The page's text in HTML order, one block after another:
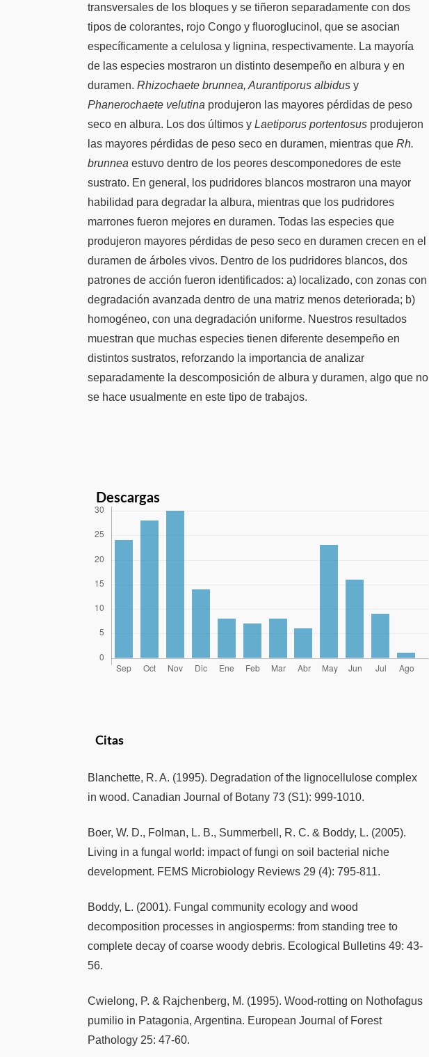
transversales de los bloques y se tiñeron separadamente con dos
tipos de colorantes, rojo Congo y fluoroglucinol, que se asocian
específicamente a celulosa y lignina, respectivamente. La mayoría
de las especies mostraron un distinto desempeño en albura y en
duramen.Rhizochaete brunnea, Aurantiporus albidusy
Phanerochaete velutina produjeron las mayores pérdidas de peso
seco en albura. Los dos últimos yLaetiporus portentosus produjeron
las mayores pérdidas de peso seco en duramen, mientras queRh.
brunnea estuvo dentro de los peores descomponedores de este
sustrato. En general, los pudridores blancos mostraron una mayor
habilidad para degradar la albura, mientras que los pudridores
marrones fueron mejores en duramen. Todas las especies que
produjeron mayores pérdidas de peso seco en duramen crecen en el
duramen de árboles vivos. Dentro de los pudridores blancos, dos
patrones de acción fueron identificados: a) localizado, con zonas con
degradación avanzada dentro de una matriz menos deteriorada; b)
homogéneo, con una degradación uniforme. Nuestros resultados
muestran que muchas especies tienen diferente desempeño en
distintos sustratos, reforzando la importancia de analizar
separadamente la descomposición de albura y duramen, algo que no
se hace usualmente en este tipo de trabajos.
Descargas
Citas
Blanchette, R. A. (1995). Degradation of the lignocellulose complex
in wood. Canadian Journal of Botany 73 (S1): 999-1010.
Boer, W. D., Folman, L. B., Summerbell, R. C. & Boddy, L. (2005).
Living in a fungal world: impact of fungi on soil bacterial niche
development. FEMS Microbiology Reviews 29 (4): 795-811.
Boddy, L. (2001). Fungal community ecology and wood
decomposition processes in angiosperms: from standing tree to
complete decay of coarse woody debris. Ecological Bulletins 49: 43-
56.
Cwielong, P. & Rajchenberg, M. (1995). Wood-rotting on Nothofagus
pumilio in Patagonia, Argentina. European Journal of Forest
Pathology 25: 47-60.